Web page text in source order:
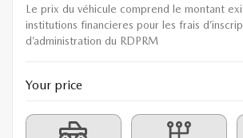
Le prix du véhicule comprend le montant
institutions financieres pour les frais
d’administration du RDPRM
Your price